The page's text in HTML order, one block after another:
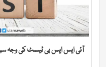
آئی ایس ایس بی ٹیسٹ کی وجہ